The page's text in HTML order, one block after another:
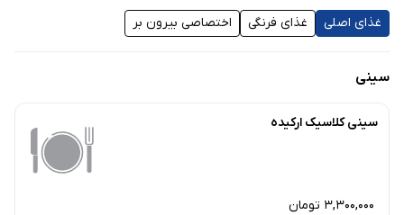
غذای اصلی غذای فرنگی اختصاصی بیرون بر
سینی
سینی کلاسیک ارکیده
3,300,000 تومان